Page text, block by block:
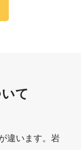
て
違います。岩